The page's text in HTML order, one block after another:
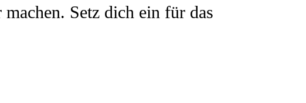
Setz dich ein für das